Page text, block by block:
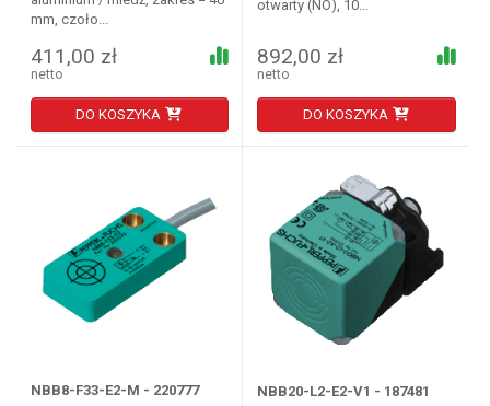
mm, czoło...
411,00 zł
netto
DO KOSZYKA
otwarty (NO), 10...
892,00 zł
netto
DO KOSZYKA
NBB8-F33-E2-M - 220777
NBB20-L2-E2-V1 - 187481